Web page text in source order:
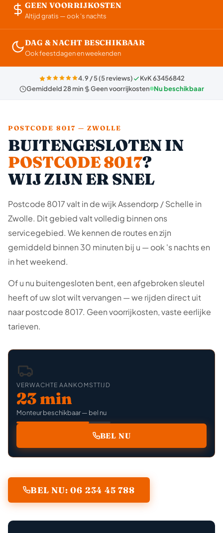
GEEN VOORRIJKOSTEN
Altijd gratis — ook 's nachts
DAG & NACHT BESCHIKBAAR
Ook feestdagen en weekenden
4.9 / 5 (5 reviews)
KvK 63456842
Gemiddeld 28 min
Geen voorrijkosten Nu beschikbaar
POSTCODE 8017 — ZWOLLE
BUITENGESLOTEN IN
POSTCODE 8017?
WIJ ZIJN ER SNEL
Postcode 8017 valt in de wijk Assendorp / Schelle in
Zwolle. Dit gebied valt volledig binnen ons
servicegebied. We kennen de routes en zijn
gemiddeld binnen 30 minuten bij u — ook 's nachts en
in het weekend.
Of u nu buitengesloten bent, een afgebroken sleutel
heeft of uw slot wilt vervangen — we rijden direct uit
naar postcode 8017. Geen voorrijkosten, vaste eerlijke
tarieven.
VERWACHTE AANKOMSTTIJD
23 min
Monteur beschikbaar — bel nu
BEL NU
BEL NU: 06 234 45 788